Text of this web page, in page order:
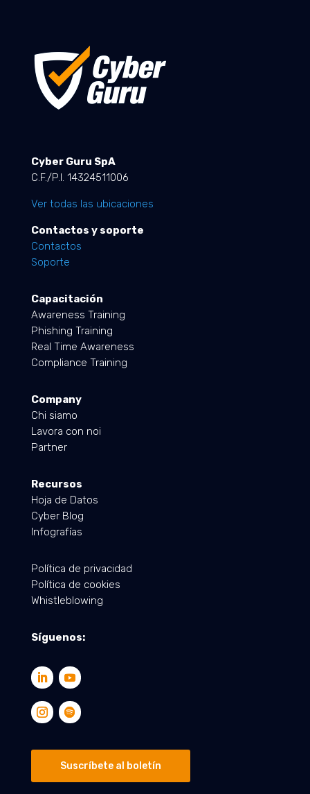
Cyber Guru SpA
C.F./P.I. 14324511006
Ver todas las ubicaciones
Contactos y soporte
Contactos
Soporte
Capacitación
Awareness Training
Phishing Training
Real Time Awareness
Compliance Training
Company
Chi siamo
Lavora con noi
Partner
Recursos
Hoja de Datos
Cyber Blog
Infografías
Política de privacidad
Política de cookies
Whistleblowing
Síguenos:
Suscríbete al boletín